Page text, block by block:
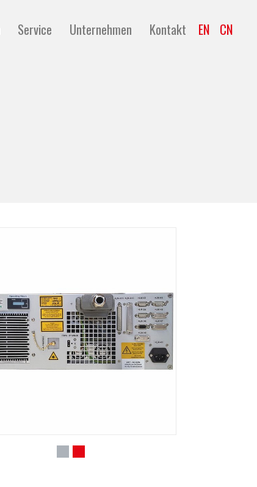
Service Unternehmen Kontakt EN CN